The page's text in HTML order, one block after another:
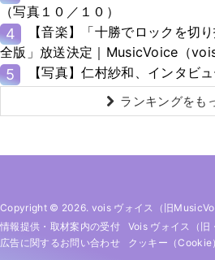
（写真１０／１０）
4
【音楽】「十勝でロックを切
全版」放送決定｜MusicVoice（vois
5 【写真】仁村紗和、インタビ
ランキングをも
Copyright © 2026. vois ヴォイス（旧
情報提供・取材案内の受付
Vois ヴォイス（
広告に関するお問い合わせ
クッキー（cookie